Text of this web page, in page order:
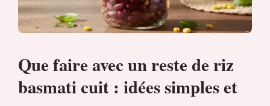
Que faire avec un reste de riz
basmati cuit : idées simples et